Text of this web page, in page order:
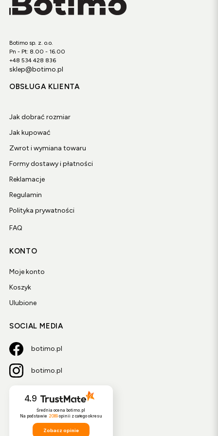
Zapraszamy do zapoznania się z naszą kolekcją kowbojek i
znalezienia idealnej pary dla siebie. W Botimo.pl łączymy
Botimo sp. z. o.o.
Pn - Pt: 8.00 - 16.00
+48 534 428 836
sklep@botimo.pl
OBSŁUGA KLIENTA
Jak dobrać rozmiar
Jak kupować
Zwrot i wymiana towaru
Formy dostawy i płatności
Reklamacje
Regulamin
Polityka prywatności
FAQ
KONTO
Moje konto
Koszyk
Ulubione
SOCIAL MEDIA
botimo.pl
botimo.pl
4.9
Średnia ocena botimo.pl
Na podstawie 2089opinii z całego okresu
Zobacz opinie